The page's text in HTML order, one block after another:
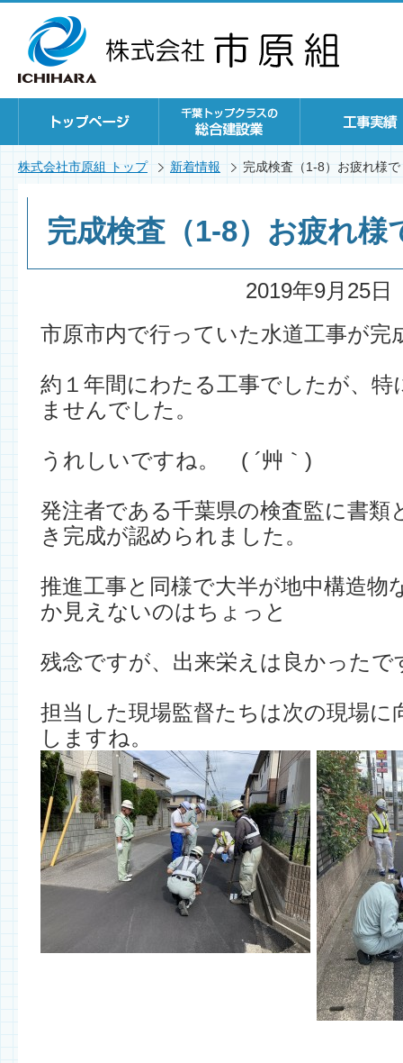
株式会社市原組 トップ 新着情報 完成検査（1-8）お疲れ様
完成検査（1-8）お疲れ様
2019年9月25日
市原市内で行っていた水道工事が完
約１年間にわたる工事でしたが、特
ませんでした。
うれしいですね。 ( ´艸｀)
発注者である千葉県の検査監に書類
き完成が認められました。
推進工事と同様で大半が地中構造物
か見えないのはちょっと
残念ですが、出来栄えは良かったで
担当した現場監督たちは次の現場に
しますね。